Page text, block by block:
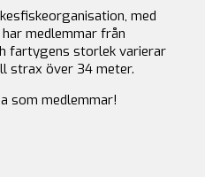
med
medlemmar från
fartygens storlek varierar
strax över 34 meter.
som medlemmar!